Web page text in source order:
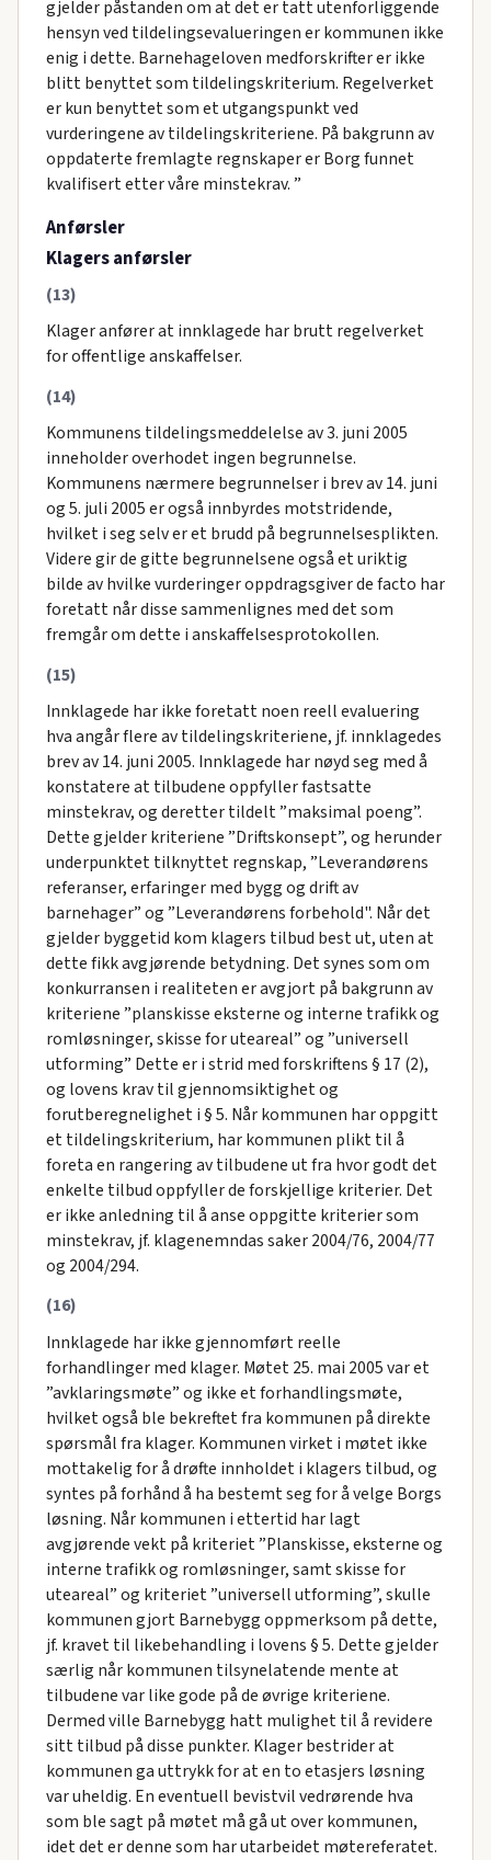
gjelder påstanden om at det er tatt utenforliggende
hensyn ved tildelingsevalueringen er kommunen ikke
enig i dette. Barnehageloven medforskrifter er ikke
blitt benyttet som tildelingskriterium. Regelverket
er kun benyttet som et utgangspunkt ved
vurderingene av tildelingskriteriene. På bakgrunn av
oppdaterte fremlagte regnskaper er Borg funnet
kvalifisert etter våre minstekrav. ”
Anførsler
Klagers anførsler
(13)
Klager anfører at innklagede har brutt regelverket
for offentlige anskaffelser.
(14)
Kommunens tildelingsmeddelelse av 3. juni 2005
inneholder overhodet ingen begrunnelse.
Kommunens nærmere begrunnelser i brev av 14. juni
og 5. juli 2005 er også innbyrdes motstridende,
hvilket i seg selv er et brudd på begrunnelsesplikten.
Videre gir de gitte begrunnelsene også et uriktig
bilde av hvilke vurderinger oppdragsgiver de facto har
foretatt når disse sammenlignes med det som
fremgår om dette i anskaffelsesprotokollen.
(15)
Innklagede har ikke foretatt noen reell evaluering
hva angår flere av tildelingskriteriene, jf. innklagedes
brev av 14. juni 2005. Innklagede har nøyd seg med å
konstatere at tilbudene oppfyller fastsatte
minstekrav, og deretter tildelt ”maksimal poeng”.
Dette gjelder kriteriene ”Driftskonsept”, og herunder
underpunktet tilknyttet regnskap, ”Leverandørens
referanser, erfaringer med bygg og drift av
barnehager” og ”Leverandørens forbehold". Når det
gjelder byggetid kom klagers tilbud best ut, uten at
dette fikk avgjørende betydning. Det synes som om
konkurransen i realiteten er avgjort på bakgrunn av
kriteriene ”planskisse eksterne og interne trafikk og
romløsninger, skisse for uteareal” og ”universell
utforming” Dette er i strid med forskriftens § 17 (2),
og lovens krav til gjennomsiktighet og
forutberegnelighet i § 5. Når kommunen har oppgitt
et tildelingskriterium, har kommunen plikt til å
foreta en rangering av tilbudene ut fra hvor godt det
enkelte tilbud oppfyller de forskjellige kriterier. Det
er ikke anledning til å anse oppgitte kriterier som
minstekrav, jf. klagenemndas saker 2004/76, 2004/77
og 2004/294.
(16)
Innklagede har ikke gjennomført reelle
forhandlinger med klager. Møtet 25. mai 2005 var et
”avklaringsmøte” og ikke et forhandlingsmøte,
hvilket også ble bekreftet fra kommunen på direkte
spørsmål fra klager. Kommunen virket i møtet ikke
mottakelig for å drøfte innholdet i klagers tilbud, og
syntes på forhånd å ha bestemt seg for å velge Borgs
løsning. Når kommunen i ettertid har lagt
avgjørende vekt på kriteriet ”Planskisse, eksterne og
interne trafikk og romløsninger, samt skisse for
uteareal” og kriteriet ”universell utforming”, skulle
kommunen gjort Barnebygg oppmerksom på dette,
jf. kravet til likebehandling i lovens § 5. Dette gjelder
særlig når kommunen tilsynelatende mente at
tilbudene var like gode på de øvrige kriteriene.
Dermed ville Barnebygg hatt mulighet til å revidere
sitt tilbud på disse punkter. Klager bestrider at
kommunen ga uttrykk for at en to etasjers løsning
var uheldig. En eventuell bevistvil vedrørende hva
som ble sagt på møtet må gå ut over kommunen,
idet det er denne som har utarbeidet møtereferatet.